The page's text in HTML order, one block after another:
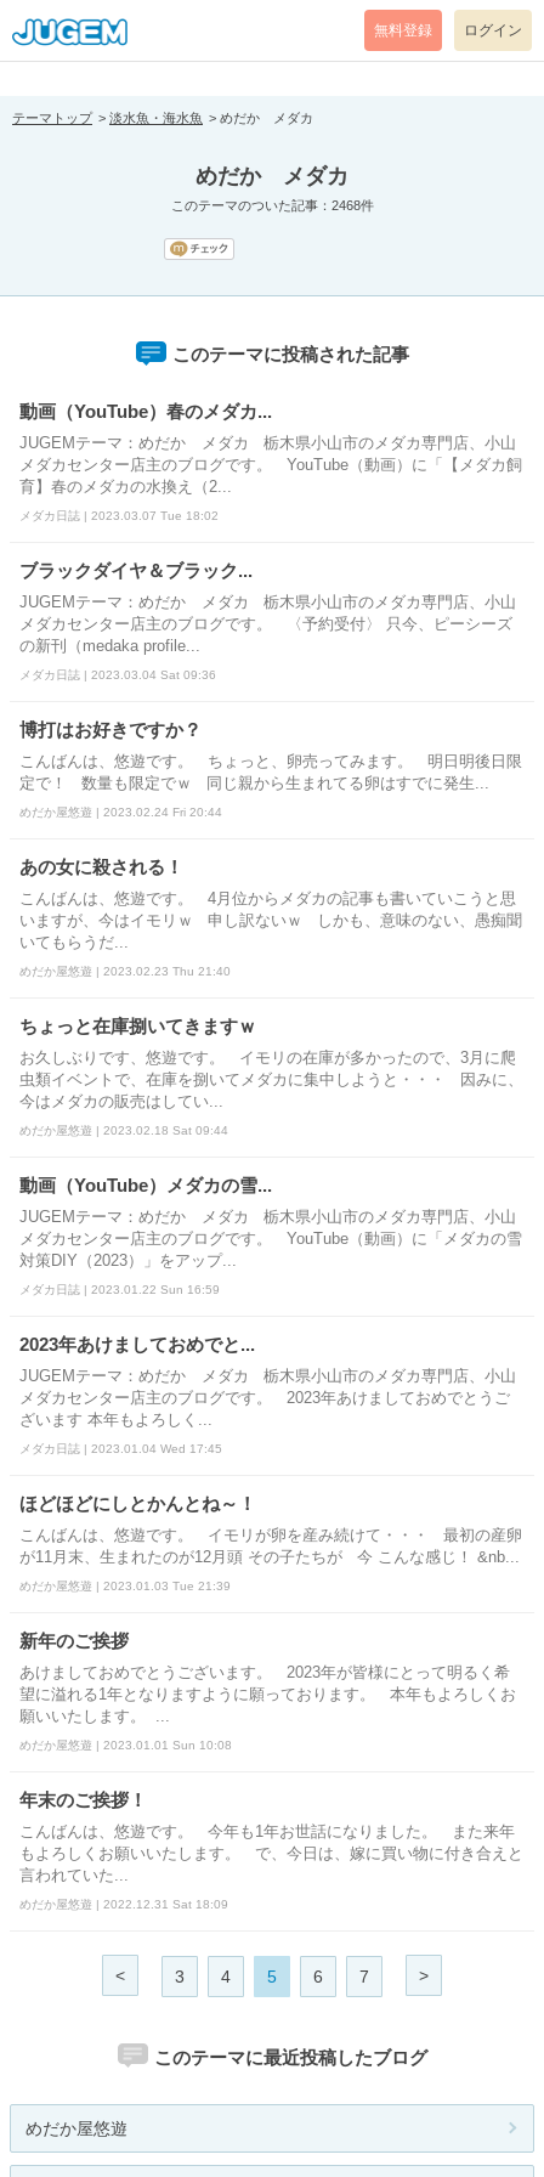
[pear_error: message="Success" code=0 mode=return level=notice
prefix="" info=""]
無料登録 ログイン
テーマトップ 淡水魚・海水魚 めだか メダカ
めだか メダカ
このテーマのついた記事：2468件
このテーマに投稿された記事
動画（YouTube）春のメダカ...
JUGEMテーマ：めだか メダカ 栃木県小山市のメダカ専門店、小山
メダカセンター店主のブログです。 YouTube（動画）に「【メダカ飼
育】春のメダカの水換え（2...
メダカ日誌 | 2023.03.07 Tue 18:02
ブラックダイヤ＆ブラック...
JUGEMテーマ：めだか メダカ 栃木県小山市のメダカ専門店、小山
メダカセンター店主のブログです。 〈予約受付〉 只今、ピーシーズ
の新刊（medaka profile...
メダカ日誌 | 2023.03.04 Sat 09:36
博打はお好きですか？
こんばんは、悠遊です。 ちょっと、卵売ってみます。 明日明後日限
定で！ 数量も限定でｗ 同じ親から生まれてる卵はすでに発生...
めだか屋悠遊 | 2023.02.24 Fri 20:44
あの女に殺される！
こんばんは、悠遊です。 4月位からメダカの記事も書いていこうと思
いますが、今はイモリｗ 申し訳ないｗ しかも、意味のない、愚痴聞
いてもらうだ...
めだか屋悠遊 | 2023.02.23 Thu 21:40
ちょっと在庫捌いてきますｗ
お久しぶりです、悠遊です。 イモリの在庫が多かったので、3月に爬
虫類イベントで、在庫を捌いてメダカに集中しようと・・・ 因みに、
今はメダカの販売はしてい...
めだか屋悠遊 | 2023.02.18 Sat 09:44
動画（YouTube）メダカの雪...
JUGEMテーマ：めだか メダカ 栃木県小山市のメダカ専門店、小山
メダカセンター店主のブログです。 YouTube（動画）に「メダカの雪
対策DIY（2023）」をアップ...
メダカ日誌 | 2023.01.22 Sun 16:59
2023年あけましておめでと...
JUGEMテーマ：めだか メダカ 栃木県小山市のメダカ専門店、小山
メダカセンター店主のブログです。 2023年あけましておめでとうご
ざいます 本年もよろしく...
メダカ日誌 | 2023.01.04 Wed 17:45
ほどほどにしとかんとね～！
こんばんは、悠遊です。 イモリが卵を産み続けて・・・ 最初の産卵
が11月末、生まれたのが12月頭 その子たちが 今 こんな感じ！ &nb...
めだか屋悠遊 | 2023.01.03 Tue 21:39
新年のご挨拶
あけましておめでとうございます。 2023年が皆様にとって明るく希
望に溢れる1年となりますように願っております。 本年もよろしくお
願いいたします。 ...
めだか屋悠遊 | 2023.01.01 Sun 10:08
年末のご挨拶！
こんばんは、悠遊です。 今年も1年お世話になりました。 また来年
もよろしくお願いいたします。 で、今日は、嫁に買い物に付き合えと
言われていた...
めだか屋悠遊 | 2022.12.31 Sat 18:09
< 3 4 5 6 7 >
このテーマに最近投稿したブログ
めだか屋悠遊